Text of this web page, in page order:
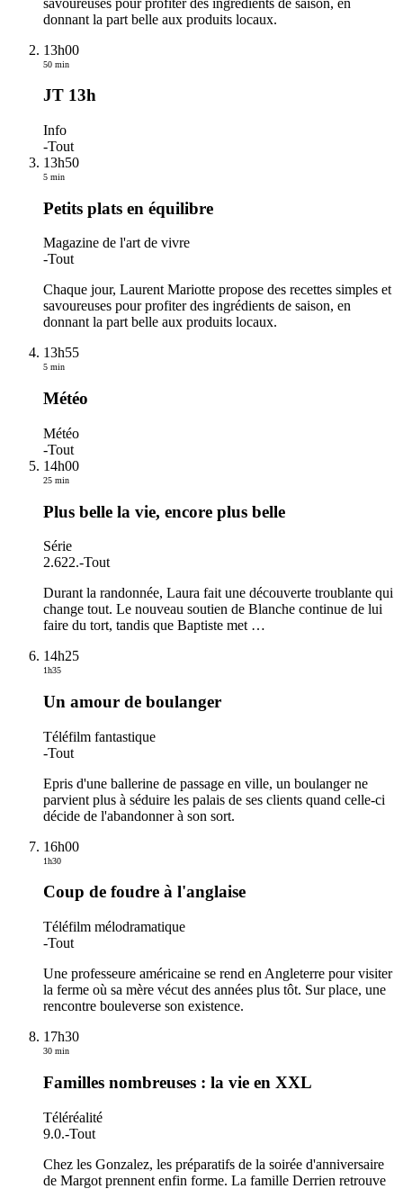
donnant la part belle aux produits locaux.
13h00
50 min
JT 13h
Info
-Tout
13h50
5 min
Petits plats en équilibre
Magazine de l'art de vivre
-Tout
Chaque jour, Laurent Mariotte propose des recettes simples et
savoureuses pour profiter des ingrédients de saison, en
donnant la part belle aux produits locaux.
13h55
5 min
Météo
Météo
-Tout
14h00
25 min
Plus belle la vie, encore plus belle
Série
2.622.-Tout
Durant la randonnée, Laura fait une découverte troublante qui
change tout. Le nouveau soutien de Blanche continue de lui
faire du tort, tandis que Baptiste met …
14h25
1h35
Un amour de boulanger
Téléfilm fantastique
-Tout
Epris d'une ballerine de passage en ville, un boulanger ne
parvient plus à séduire les palais de ses clients quand celle-ci
décide de l'abandonner à son sort.
16h00
1h30
Coup de foudre à l'anglaise
Téléfilm mélodramatique
-Tout
Une professeure américaine se rend en Angleterre pour visiter
la ferme où sa mère vécut des années plus tôt. Sur place, une
rencontre bouleverse son existence.
17h30
30 min
Familles nombreuses : la vie en XXL
Téléréalité
9.0.-Tout
Chez les Gonzalez, les préparatifs de la soirée d'anniversaire
de Margot prennent enfin forme. La famille Derrien retrouve